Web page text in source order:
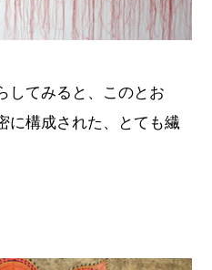
してみると、このとお
に構成された、とても繊